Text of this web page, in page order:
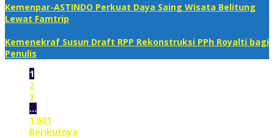
Kemenpar-ASTINDO Perkuat Daya Saing Wisata Belitung
Lewat Famtrip
Kemenekraf Susun Draft RPP Rekonstruksi PPh Royalti bagi
Penulis
1
2
3
…
1,601
Berikutnya